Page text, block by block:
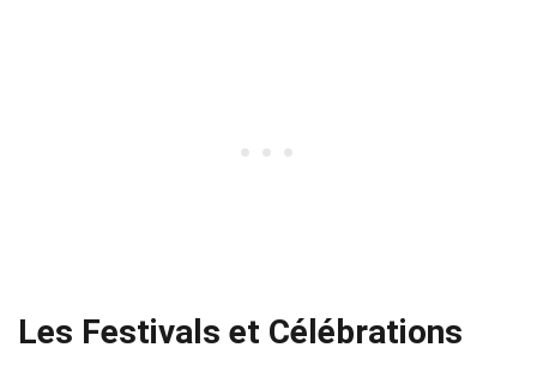
Les Festivals et Célébrations